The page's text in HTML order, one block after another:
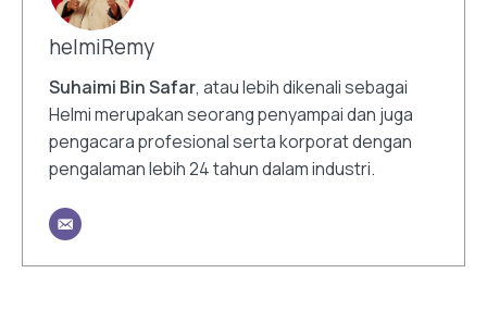
helmiRemy
Suhaimi Bin Safar, atau lebih dikenali sebagai
Helmi merupakan seorang penyampai dan juga
pengacara profesional serta korporat dengan
pengalaman lebih 24 tahun dalam industri.